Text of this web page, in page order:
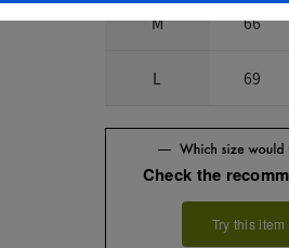
M 66
L 69
Check the
Try this item